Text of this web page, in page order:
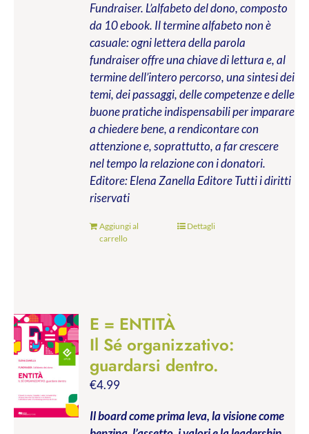
Fundraiser. L’alfabeto del dono, composto
da 10 ebook. Il termine alfabeto non è
casuale: ogni lettera della parola
fundraiser offre una chiave di lettura e, al
termine dell’intero percorso, una sintesi dei
temi, dei passaggi, delle competenze e delle
buone pratiche indispensabili per imparare
a chiedere bene, a rendicontare con
attenzione e, soprattutto, a far crescere
nel tempo la relazione con i donatori.
Editore: Elena Zanella EditoreTutti i diritti
riservati
Aggiungi al
carrello
Dettagli
E = ENTITÀ
Il Sé organizzativo:
guardarsi dentro.
€4.99
Il board come prima leva, la visione come